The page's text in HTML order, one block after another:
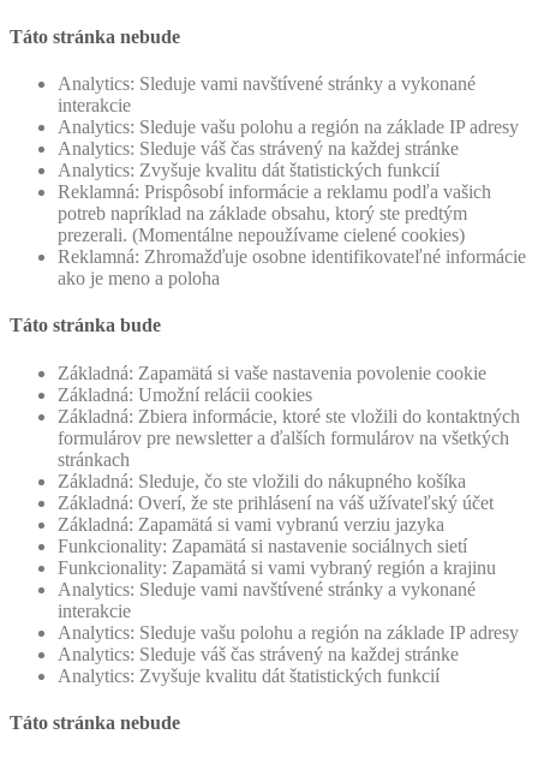
Táto stránka nebude
Analytics: Sleduje vami navštívené stránky a vykonané
interakcie
Analytics: Sleduje vašu polohu a región na základe IP adresy
Analytics: Sleduje váš čas strávený na každej stránke
Analytics: Zvyšuje kvalitu dát štatistických funkcií
Reklamná: Prispôsobí informácie a reklamu podľa vašich
potreb napríklad na základe obsahu, ktorý ste predtým
prezerali. (Momentálne nepoužívame cielené cookies)
Reklamná: Zhromažďuje osobne identifikovateľné informácie
ako je meno a poloha
Táto stránka bude
Základná: Zapamätá si vaše nastavenia povolenie cookie
Základná: Umožní relácii cookies
Základná: Zbiera informácie, ktoré ste vložili do kontaktných
formulárov pre newsletter a ďalších formulárov na všetkých
stránkach
Základná: Sleduje, čo ste vložili do nákupného košíka
Základná: Overí, že ste prihlásení na váš užívateľský účet
Základná: Zapamätá si vami vybranú verziu jazyka
Funkcionality: Zapamätá si nastavenie sociálnych sietí
Funkcionality: Zapamätá si vami vybraný región a krajinu
Analytics: Sleduje vami navštívené stránky a vykonané
interakcie
Analytics: Sleduje vašu polohu a región na základe IP adresy
Analytics: Sleduje váš čas strávený na každej stránke
Analytics: Zvyšuje kvalitu dát štatistických funkcií
Táto stránka nebude